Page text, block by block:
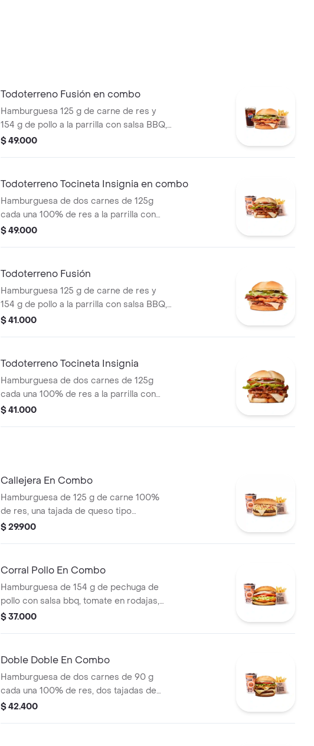
Todoterreno Fusión en combo
Hamburguesa 125 g de carne de res y
154 g de pollo a la parrilla con salsa BBQ,
tocineta, queso mozzarella, pepinillos,
cascos) + bebida PET
$ 49.000
Todoterreno Tocineta Insignia en combo
Hamburguesa de dos carnes de 125g
cada una 100% de res a la parrilla con
salsa BBQ, tocineta, queso mozzarella,
papa + papas Corral medianas + bebida
$ 49.000
Todoterreno Fusión
Hamburguesa 125 g de carne de res y
154 g de pollo a la parrilla con salsa BBQ,
tocineta, queso mozzarella, pepinillos,
$ 41.000
Todoterreno Tocineta Insignia
Hamburguesa de dos carnes de 125g
cada una 100% de res a la parrilla con
salsa BBQ, tocineta, queso mozzarella,
$ 41.000
Callejera En Combo
Hamburguesa de 125 g de carne 100%
de res, una tajada de queso tipo
mozzarella, papas callejera, salsa blanca,
$ 29.900
Corral Pollo En Combo
Hamburguesa de 154 g de pechuga de
pollo con salsa bbq, tomate en rodajas,
cebolla en rodajas, lechuga y salsa blanca
$ 37.000
Doble Doble En Combo
Hamburguesa de dos carnes de 90 g
cada una 100% de res, dos tajadas de
queso tipo mozzarella, cebolla grillé,
$ 42.400